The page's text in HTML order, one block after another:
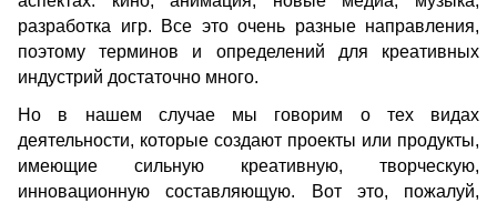
разработка игр. Все это очень разные направления,
поэтому терминов и определений для креативных
индустрий достаточно много.
Но в нашем случае мы говорим о тех видах
деятельности, которые создают проекты или продукты,
имеющие сильную креативную, творческую,
инновационную составляющую. Вот это, пожалуй,